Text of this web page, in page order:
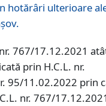
hotărâri ulterioare
767/17.12.2021
prin H.C.L. nr.
95/11.02.2022 prin
nr. 767/